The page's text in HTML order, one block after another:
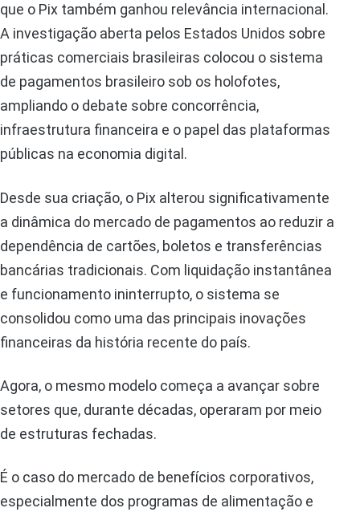
que o Pix também ganhou relevância internacional.
A investigação aberta pelos Estados Unidos sobre
práticas comerciais brasileiras colocou o sistema
de pagamentos brasileiro sob os holofotes,
ampliando o debate sobre concorrência,
infraestrutura financeira e o papel das plataformas
públicas na economia digital.
Desde sua criação, o Pix alterou significativamente
a dinâmica do mercado de pagamentos ao reduzir a
dependência de cartões, boletos e transferências
bancárias tradicionais. Com liquidação instantânea
e funcionamento ininterrupto, o sistema se
consolidou como uma das principais inovações
financeiras da história recente do país.
Agora, o mesmo modelo começa a avançar sobre
setores que, durante décadas, operaram por meio
de estruturas fechadas.
É o caso do mercado de benefícios corporativos,
especialmente dos programas de alimentação e